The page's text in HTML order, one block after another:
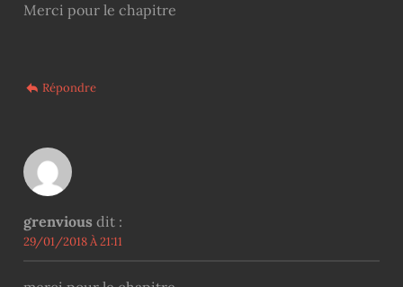
Merci pour le chapitre
Répondre
grenvious dit :
29/01/2018 À 21:11